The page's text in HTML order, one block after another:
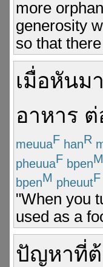
more
generosity
so that
เมื่อหันม
อาหาร ต่
meuuaF hanR
pheuuaF bpenM
bpenM pheuutF
"When you
used as a
ปัญหาที่